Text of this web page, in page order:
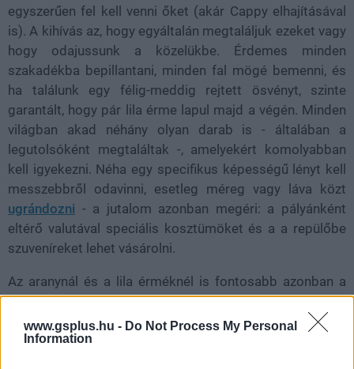
www.gsplus.hu - Do Not Process My Personal
Information
egyszerűen fel kell venni őket (akár Cappy elhajításával
is). A kihívás az, hogy egyáltalán megtaláljuk ezeket vagy
hogy odajussunk a közelükbe. Érdemes minden
szakadékba bepillantani, minden fal mögé bemenni, és
ha találunk egy félig-meddig rejtett ösvényt, szinte
garantált, hogy pár lila érme lapul majd a végén. Minden
világban akad néhány olyan darab is - általában a
legutolsóként megtaláltak -, amelyekért komolyabban
kell igyekezni. Néha egy specifikus képességű lényt kell
messzebbről odavinni, esetleg méreg vagy láva közt
ugrándozni - a jutalom azonban megéri: a pályánként
eltérő valutával speciális kosztümöket és a a repülőbe
szuveníreket lehet vásárolni.
Az aranynál és a lila érméknél is fontosabb azonban a
holdacskák gyűjtögetése. Noha ezek száma a 830-at is
meghaladja, ez nem jelenti azt, hogy szórja őket a
program, a legtöbbért bizony meg kell dolgozni. Néhány